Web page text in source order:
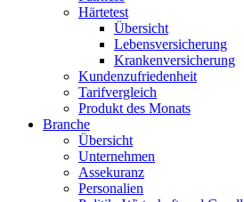
Härtetest
Übersicht
Lebensversicherung
Krankenversicherung
Kundenzufriedenheit
Tarifvergleich
Produkt des Monats
Branche
Übersicht
Unternehmen
Assekuranz
Personalien